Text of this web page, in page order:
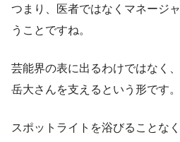
つまり、医者ではなくマネージ
うことですね。
芸能界の表に出るわけではなく
岳大さんを支えるという形です。
スポットライトを浴びることな